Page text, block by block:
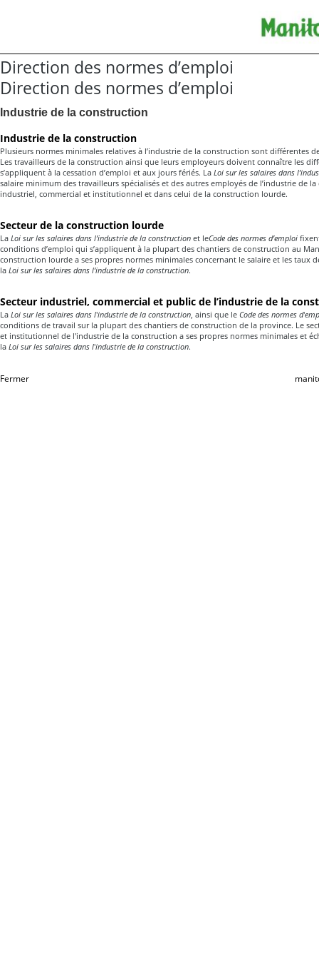
Direction des normes d’emploi
Direction des normes d’emploi
Industrie de la construction
Industrie de la construction
Plusieurs normes minimales relatives à l’industrie de la construction sont différentes
Les travailleurs de la construction ainsi que leurs employeurs doivent connaître les
s’appliquent à la cessation d’emploi et aux jours fériés. La Loi sur les salaires dans
salaire minimum des travailleurs spécialisés et des autres employés de l’industrie de
industriel, commercial et institutionnel et dans celui de la construction lourde.
Secteur de la construction lourde
La Loi sur les salaires dans l’industrie de la construction et leCode des normes d’emploi
conditions d’emploi qui s’appliquent à la plupart des chantiers de construction au
construction lourde a ses propres normes minimales concernant le salaire et les taux
la Loi sur les salaires dans l’industrie de la construction.
Secteur industriel, commercial et public de l’industrie de la
La Loi sur les salaires dans l'industrie de la construction, ainsi que le Code des normes d'
conditions de travail sur la plupart des chantiers de construction de la province. Le
et institutionnel de l'industrie de la construction a ses propres normes minimales et
la Loi sur les salaires dans l'industrie de la construction.
Fermer